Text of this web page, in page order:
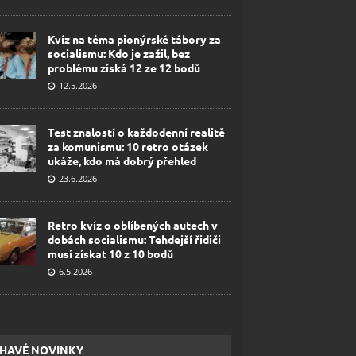
Kvíz na téma pionýrské tábory za
socialismu: Kdo je zažil, bez
problému získá 12 ze 12 bodů
12.5.2026
Test znalostí o každodenní realitě
za komunismu: 10 retro otázek
ukáže, kdo má dobrý přehled
23.6.2026
Retro kvíz o oblíbených autech v
dobách socialismu: Tehdejší řidiči
musí získat 10 z 10 bodů
6.5.2026
NOVINKY